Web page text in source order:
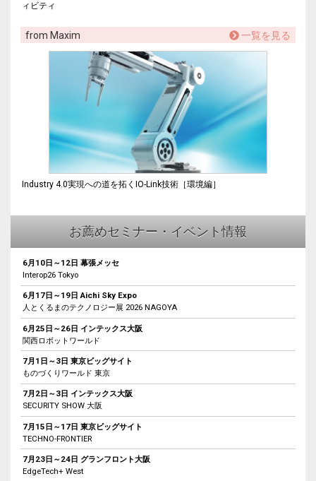
ィビティ
from Maxim 一覧を見る
Industry 4.0実現への道を拓くIO-Link技術［環境編］
お薦めセミナー・イベント情報
6月10日～12日 幕張メッセ
Interop26 Tokyo
6月17日～19日 Aichi Sky Expo
人とくるまのテクノロジー展 2026 NAGOYA
6月25日～26日 インテックス大阪
関西ロボットワールド
7月1日～3日 東京ビッグサイト
ものづくりワールド 東京
7月2日～3日 インテックス大阪
SECURITY SHOW 大阪
7月15日～17日 東京ビッグサイト
TECHNO-FRONTIER
7月23日～24日 グランフロント大阪
EdgeTech+ West